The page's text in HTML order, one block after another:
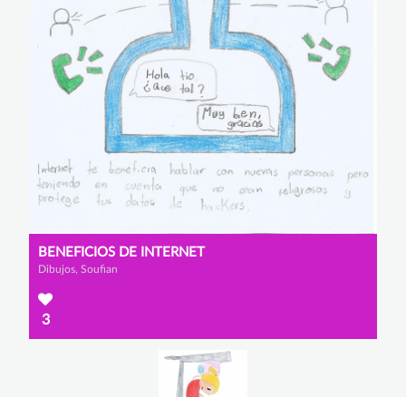
BENEFICIOS DE INTERNET
Dibujos, Soufian
3